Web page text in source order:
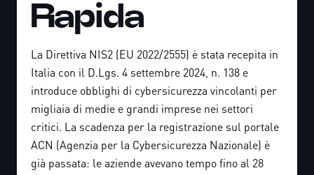
Rapida
La Direttiva NIS2 (EU 2022/2555) è stata recepita in
Italia con il D.Lgs. 4 settembre 2024, n. 138 e
introduce obblighi di cybersicurezza vincolanti per
migliaia di medie e grandi imprese nei settori
critici. La scadenza per la registrazione sul portale
ACN (Agenzia per la Cybersicurezza Nazionale) è
già passata: le aziende avevano tempo fino al 28